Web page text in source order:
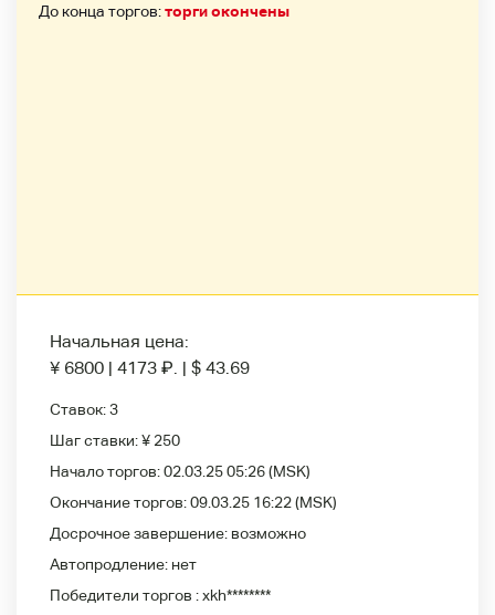
До конца торгов:торги окончены
Начальная цена:
¥ 6800 | 4173 ₽. | $ 43.69
Ставок:3
Шаг ставки:¥ 250
Начало торгов:02.03.25 05:26(MSK)
Окончание торгов:09.03.25 16:22(MSK)
Досрочное завершение: возможно
Автопродление: нет
Победители
торгов :xkh********